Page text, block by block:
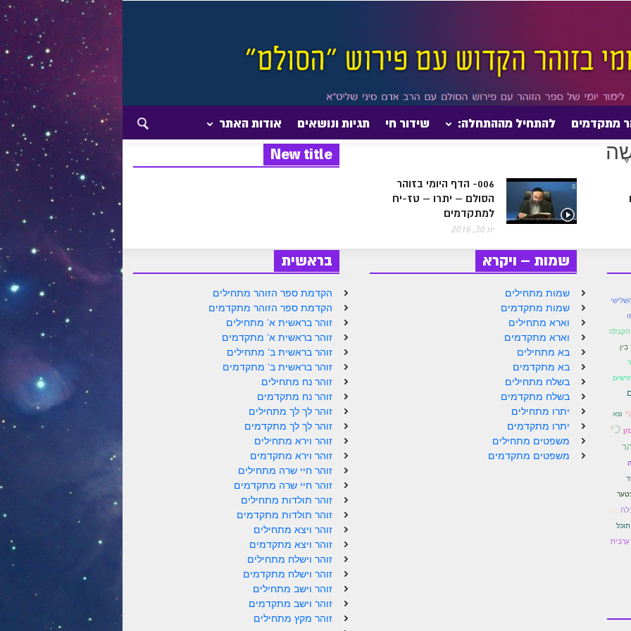
מתקדמים להתחיל מההתחלה: שידור חי תגיות ונושאים אודות האתר
New title
006- הדף היומי בזוהר
הסולם – יתרו – טז-יח
למתקדמים
יונ 30, 2016
בראשית
הקדמת ספר הזוהר מתחילים
הקדמת ספר הזוהר מתקדמים
זוהר בראשית א' מתחילים
זוהר בראשית א' מתקדמים
זוהר בראשית ב' מתחילים
זוהר בראשית ב' מתקדמים
זוהר נח מתחילים
זוהר נח מתקדמים
זוהר לך לך מתחילים
זוהר לך לך מתקדמים
זוהר וירא מתחילים
זוהר וירא מתקדמים
זוהר חיי שרה מתחילים
זוהר חיי שרה מתקדמים
זוהר תולדות מתחילים
זוהר תולדות מתקדמים
זוהר ויצא מתחילים
זוהר ויצא מתקדמים
זוהר וישלח מתחילים
זוהר וישלח מתקדמים
זוהר וישב מתחילים
זוהר וישב מתקדמים
זוהר מקץ מתחילים
שמות – ויקרא
שמות מתחילים
שמות מתקדמים
וארא מתחילים
וארא מתקדמים
בא מתחילים
בא מתקדמים
בשלח מתחילים
בשלח מתקדמים
יתרו מתחילים
יתרו מתקדמים
משפטים מתחילים
משפטים מתקדמים
הקבלה
וצא
כי
שה
תוכל